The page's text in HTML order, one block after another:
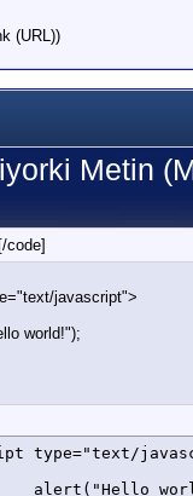
(URL))
Metin
code]
javascript">
world!");
type="text/